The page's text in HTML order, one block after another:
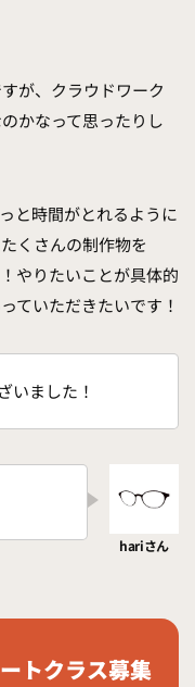
が、クラウドワーク
かなって思ったりし
と時間がとれるように
くさんの制作物を
やりたいことが具体的
ていただきたいです！
いました！
トクラス募集